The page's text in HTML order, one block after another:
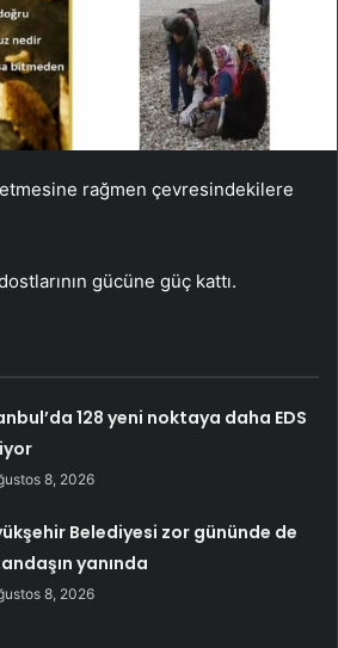
rağmen çevresindekilere
gücüne güç kattı.
128 yeni noktaya daha EDS
8, 2026
Belediyesi zor gününde de
yanında
8, 2026